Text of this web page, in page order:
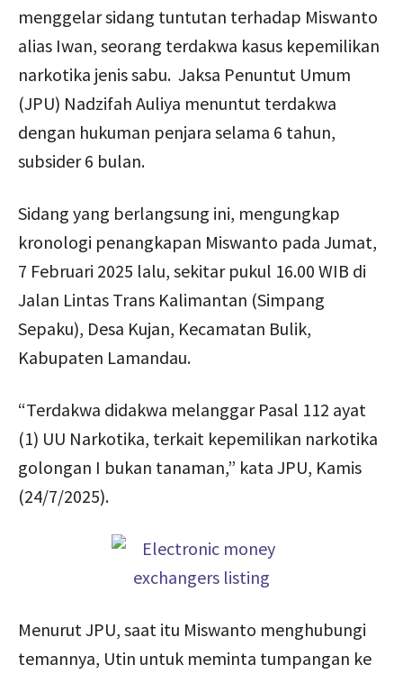
menggelar sidang tuntutan terhadap Miswanto
alias Iwan, seorang terdakwa kasus kepemilikan
narkotika jenis sabu. Jaksa Penuntut Umum
(JPU) Nadzifah Auliya menuntut terdakwa
dengan hukuman penjara selama 6 tahun,
subsider 6 bulan.
Sidang yang berlangsung ini, mengungkap
kronologi penangkapan Miswanto pada Jumat,
7 Februari 2025 lalu, sekitar pukul 16.00 WIB di
Jalan Lintas Trans Kalimantan (Simpang
Sepaku), Desa Kujan, Kecamatan Bulik,
Kabupaten Lamandau.
“Terdakwa didakwa melanggar Pasal 112 ayat
(1) UU Narkotika, terkait kepemilikan narkotika
golongan I bukan tanaman,” kata JPU, Kamis
(24/7/2025).
Menurut JPU, saat itu Miswanto menghubungi
temannya, Utin untuk meminta tumpangan ke